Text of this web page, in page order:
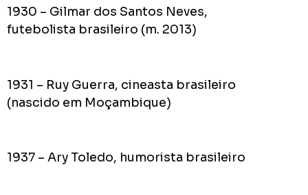
1930 – Gilmar dos Santos Neves,
futebolista brasileiro (m. 2013)
1931 – Ruy Guerra, cineasta brasileiro
(nascido em Moçambique)
1937 – Ary Toledo, humorista brasileiro